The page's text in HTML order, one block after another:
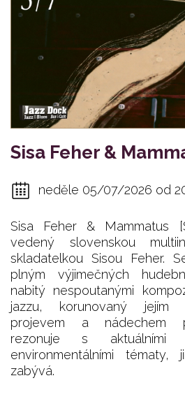
Sisa Feher &
neděle 05/07/2026 od
Sisa Feher & Mammatus
vedený slovenskou
skladatelkou Sisou Feher.
plným výjimečných
nabitý nespoutanými
jazzu, korunovaný jejím
projevem a nádechem
rezonuje s aktuálními
environmentálními
zabývá.